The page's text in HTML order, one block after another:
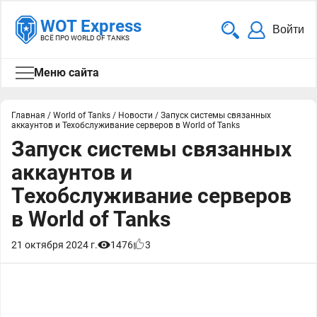
WOT Express
ВСЁ ПРО WORLD OF TANKS
Войти
Меню сайта
Главная / World of Tanks / Новости / Запуск системы связанных
аккаунтов и Техобслуживание серверов в World of Tanks
Запуск системы связанных
аккаунтов и
Техобслуживание серверов
в World of Tanks
21 октября 2024 г. 1476 3